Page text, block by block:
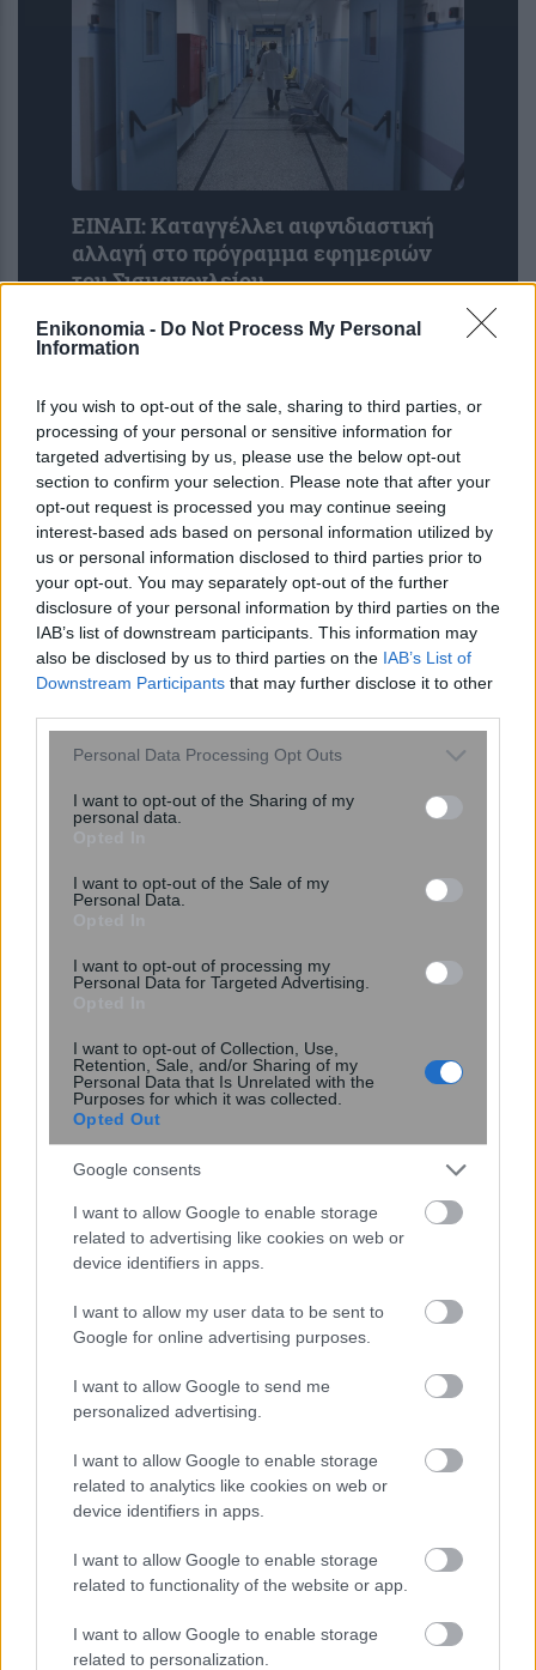
Enikonomia - Do Not Process My Personal
Information
If you wish to opt-out of the sale, sharing to third parties, or
processing of your personal or sensitive information for
targeted advertising by us, please use the below opt-out
section to confirm your selection. Please note that after your
opt-out request is processed you may continue seeing
interest-based ads based on personal information utilized by
us or personal information disclosed to third parties prior to
your opt-out. You may separately opt-out of the further
disclosure of your personal information by third parties on the
IAB’s list of downstream participants. This information may
also be disclosed by us to third parties on the IAB’s List of
Downstream Participants that may further disclose it to other
Please note that this website/app uses one or more Google
not limited to your visit or usage behaviour. You may click to
grant or deny consent to Google and its third-party tags to
consent section.
Personal Data Processing Opt Outs
I want to opt-out of the Sharing of my
personal data.
I want to opt-out of the Sale of my
Personal Data.
I want to opt-out of processing my
Personal Data for Targeted Advertising.
I want to opt-out of Collection, Use,
Retention, Sale, and/or Sharing of my
Personal Data that Is Unrelated with the
Purposes for which it was collected.
Opted Out
Google consents
I want to allow Google to enable storage
related to advertising like cookies on web or
device identifiers in apps.
I want to allow my user data to be sent to
Google for online advertising purposes.
I want to allow Google to send me
personalized advertising.
I want to allow Google to enable storage
related to analytics like cookies on web or
device identifiers in apps.
I want to allow Google to enable storage
related to functionality of the website or app.
I want to allow Google to enable storage
related to personalization.
ΕΙΝΑΠ: Καταγγέλλει αιφνιδιαστική
αλλαγή στο πρόγραμμα εφημεριών
του Σισμανογλείου
Αυξημένη χοληστερίνη: Πότε δεν
είναι αναγκαία τα φάρμακα; Τι έδειξε
μελέτη
Το Google Assistant αποσύρεται από
Μικροσκοπικό σύστημα λέιζερ
ανοίγει τον δρόμο για πειράματα
θεμελιώδους φυσικής στο διάστημα